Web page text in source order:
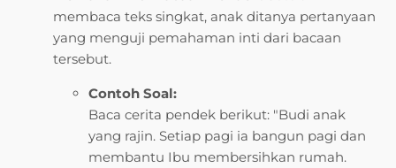
membaca teks singkat, anak ditanya pertanyaan
yang menguji pemahaman inti dari bacaan
tersebut.
Contoh Soal:
Baca cerita pendek berikut: "Budi anak
yang rajin. Setiap pagi ia bangun pagi dan
membantu Ibu membersihkan rumah.